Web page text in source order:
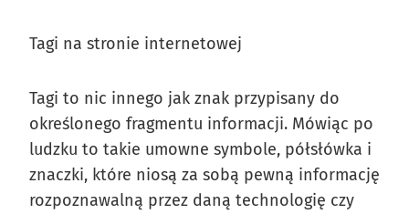
Tagi na stronie internetowej
Tagi to nic innego jak znak przypisany do
określonego fragmentu informacji. Mówiąc po
ludzku to takie umowne symbole, półsłówka i
znaczki, które niosą za sobą pewną informację
rozpoznawalną przez daną technologię czy